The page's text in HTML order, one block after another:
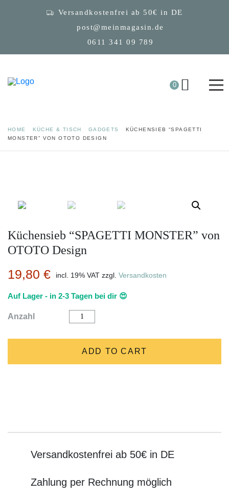
Versandkostenfrei ab 50€ in DE
post@meinmagasin.de
0611 341 09 789
0
HOME KÜCHE & TISCH GADGETS
KÜCHENSIEB “SPAGETTI
MONSTER” VON OTOTO DESIGN
Küchensieb “SPAGETTI MONSTER” von
OTOTO Design
19,80 € incl. 19% VAT zzgl. Versandkosten
Auf Lager - in 2-3 Tagen bei dir 😍
Anzahl
Küchensieb
"SPAGETTI
von
OTOTO
Design
quantity
ADD TO CART
Versandkostenfrei ab 50€ in DE
Zahlung per Rechnung möglich